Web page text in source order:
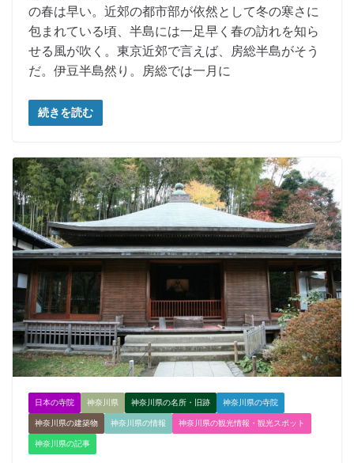
の春は早い。近郊の都市部が依然として冬の寒さに
包まれている頃、半島には一足早く春の訪れを知ら
せる風が吹く。東京近郊で言えば、房総半島がそう
だ。伊豆半島然り。房総では一月に
続きを読む
日本の寺院 神奈川県 神奈川県の名所・旧跡 神奈川県の寺院
神奈川県の建築物 神奈川県の情報 神奈川県の観光情報・観光スポット
神奈川県の記事